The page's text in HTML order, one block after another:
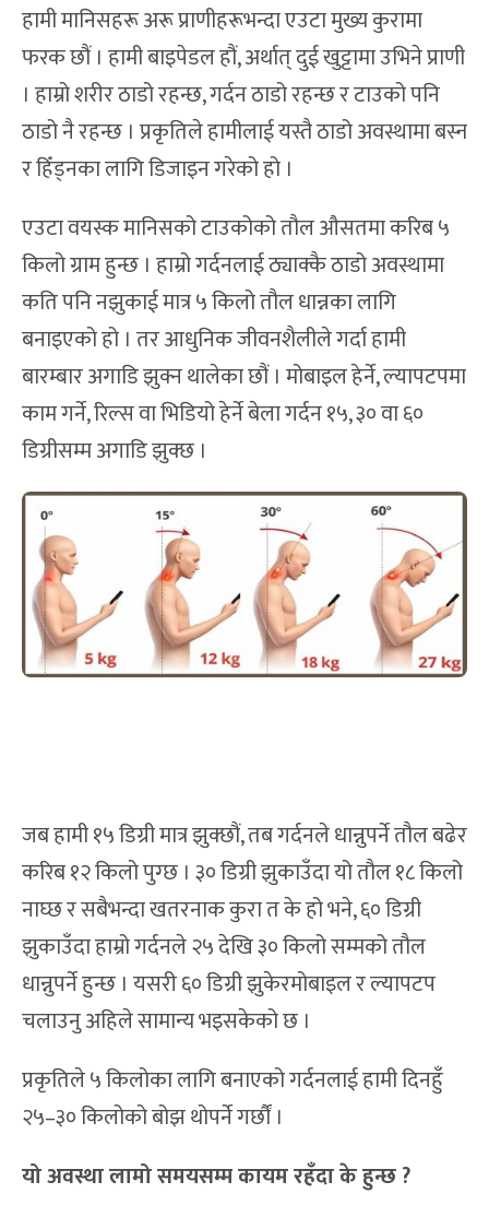
हामी मानिसहरू अरू प्राणीहरूभन्दा एउटा मुख्य कुरामा
फरक छौं । हामी बाइपेडल हौं, अर्थात् दुई खुट्टामा उभिने प्राणी
। हाम्रो शरीर ठाडो रहन्छ, गर्दन ठाडो रहन्छ र टाउको पनि
ठाडो नै रहन्छ । प्रकृतिले हामीलाई यस्तै ठाडो अवस्थामा बस्न
र हिँड्नका लागि डिजाइन गरेको हो ।
एउटा वयस्क मानिसको टाउकोको तौल औसतमा करिब ५
किलो ग्राम हुन्छ । हाम्रो गर्दनलाई ठ्याक्कै ठाडो अवस्थामा
कति पनि नझुकाई मात्र ५ किलो तौल धान्नका लागि
बनाइएको हो । तर आधुनिक जीवनशैलीले गर्दा हामी
बारम्बार अगाडि झुक्न थालेका छौं । मोबाइल हेर्ने, ल्यापटपमा
काम गर्ने, रिल्स वा भिडियो हेर्ने बेला गर्दन १५, ३० वा ६०
डिग्रीसम्म अगाडि झुक्छ ।
जब हामी १५ डिग्री मात्र झुक्छौं, तब गर्दनले धान्नुपर्ने तौल बढेर
करिब १२ किलो पुग्छ । ३० डिग्री झुकाउँदा यो तौल १८ किलो
नाघ्छ र सबैभन्दा खतरनाक कुरा त के हो भने, ६० डिग्री
झुकाउँदा हाम्रो गर्दनले २५ देखि ३० किलो सम्मको तौल
धान्नुपर्ने हुन्छ । यसरी ६० डिग्री झुकेरमोबाइल र ल्यापटप
चलाउनु अहिले सामान्य भइसकेको छ ।
प्रकृतिले ५ किलोका लागि बनाएको गर्दनलाई हामी दिनहुँ
२५–३० किलोको बोझ थोपर्ने गर्छौं ।
यो अवस्था लामो समयसम्म कायम रहँदा के हुन्छ ?